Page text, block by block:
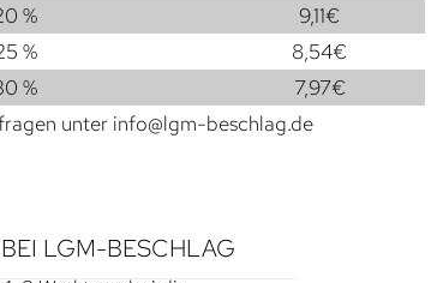
% 9,11€
% 8,54€
% 7,97€
unter info@lgm-beschlag.de
LGM-BESCHLAG